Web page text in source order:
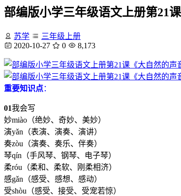
部编版小学三年级语文上册第21
苏学
三年级上册
2020-10-27
0 8,173
重要知识点：
01我会写
妙miào（绝妙、奇妙、美妙）
演yǎn（表演、演奏、演讲）
奏zòu（演奏、奏乐、伴奏）
琴qín（手风琴、钢琴、电子琴）
柔róu（柔和、柔软、刚柔相济）
感gǎn（感受、感想、感动）
受shòu（感受、接受、受宠若惊）